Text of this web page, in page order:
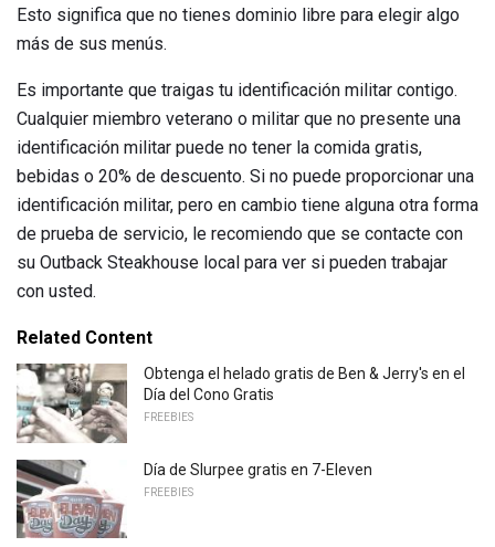
Esto significa que no tienes dominio libre para elegir algo
más de sus menús.
Es importante que traigas tu identificación militar contigo.
Cualquier miembro veterano o militar que no presente una
identificación militar puede no tener la comida gratis,
bebidas o 20% de descuento. Si no puede proporcionar una
identificación militar, pero en cambio tiene alguna otra forma
de prueba de servicio, le recomiendo que se contacte con
su Outback Steakhouse local para ver si pueden trabajar
con usted.
Related Content
Obtenga el helado gratis de Ben & Jerry's en el
Día del Cono Gratis
FREEBIES
Día de Slurpee gratis en 7-Eleven
FREEBIES